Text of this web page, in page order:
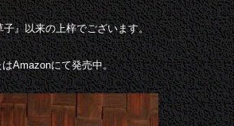
子』以来の上梓でございます。
はAmazonにて発売中。